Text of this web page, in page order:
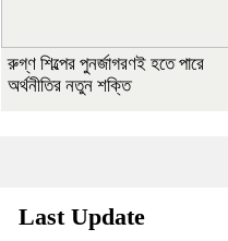
রুগ্ণ শিল্পের পুনর্জাগরণই হতে পারে
অর্থনীতির নতুন শক্তি
Last Update